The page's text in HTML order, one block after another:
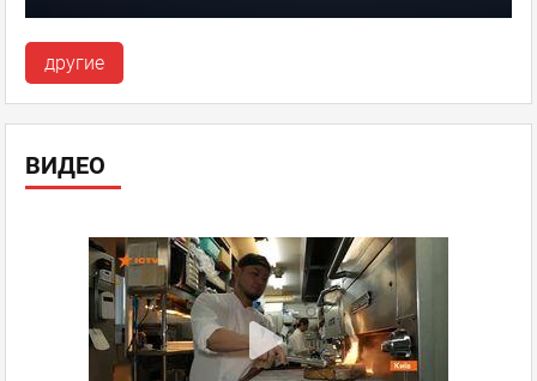
другие
ВИДЕО